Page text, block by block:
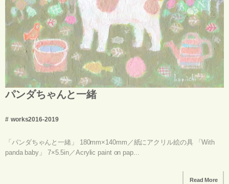
パンダちゃんと一緒
works2016-2019
「パンダちゃんと一緒」 180mm×140mm／紙にアクリル絵の具 「With
panda baby」 7×5.5in／Acrylic paint on pap...
Read More